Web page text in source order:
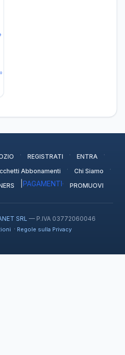
· REGISTRATI · ENTRA ·
Abbonamenti · Chi Siamo ·
PAGAMENTI· PROMUOVI
SRL — P.IVA 03772060046
· Regole sulla Privacy